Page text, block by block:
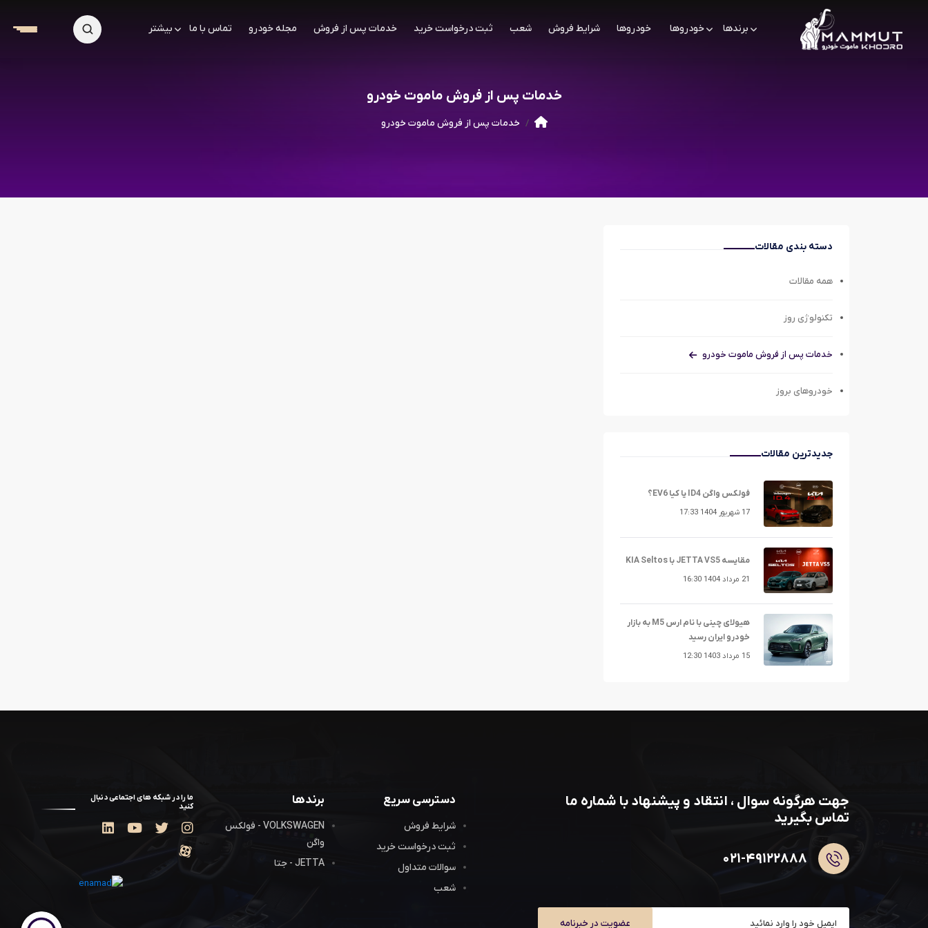
برندها خودروها خودروها شرایط فروش شعب ثبت درخواست خرید خدمات پس از فروش مجله خودرو تماس با ما بیشتر
خدمات پس از فروش ماموت خودرو
خدمات پس از فروش ماموت خودرو
دسته بندی مقالات
همه مقالات
تکنولوژی روز
خدمات پس از فروش ماموت خودرو
خودروهای بروز
جدیدترین مقالات
فولکس واگن ID4 یا کیا EV6؟
17 شهریور 1404 17:33
مقایسه JETTA VS5 با KIA Seltos
21 مرداد 1404 16:30
هیولای چینی با نام ارس M5 به بازار
خودرو ایران رسید
15 مرداد 1403 12:30
جهت هرگونه سوال ، انتقاد و پیشنهاد با شماره ما
تماس بگیرید
۰۲۱-۴۹۱۲۲۸۸۸
عضویت در خبرنامه
دسترسی سریع
شرایط فروش
ثبت درخواست خرید
سوالات متداول
شعب
برندها
VOLKSWAGEN - فولکس
واگن
JETTA - جتا
ما را در شبکه های اجتماعی دنبال
کنید